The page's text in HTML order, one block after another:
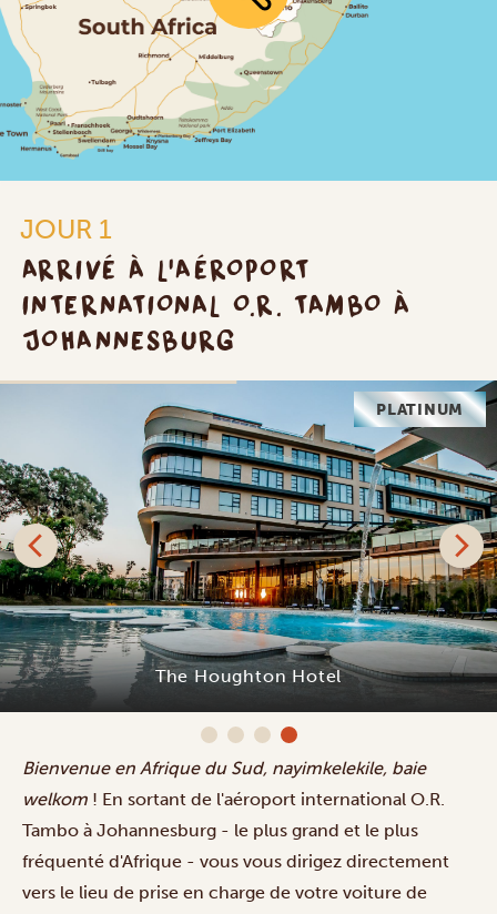
JOUR 1
ARRIVÉ À L'AÉROPORT
INTERNATIONAL O.R. TAMBO À
JOHANNESBURG
PLATINUM
The Houghton Hotel
Bienvenue en Afrique du Sud, nayimkelekile, baie
welkom ! En sortant de l'aéroport international O.R.
Tambo à Johannesburg - le plus grand et le plus
fréquenté d'Afrique - vous vous dirigez directement
vers le lieu de prise en charge de votre voiture de